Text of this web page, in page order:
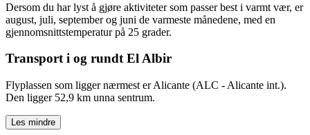
Dersom du har lyst å gjøre aktiviteter som passer best i varmt vær, er
august, juli, september og juni de varmeste månedene, med en
gjennomsnittstemperatur på 25 grader.
Transport i og rundt El Albir
Flyplassen som ligger nærmest er Alicante (ALC - Alicante int.).
Den ligger 52,9 km unna sentrum.
Les mindre